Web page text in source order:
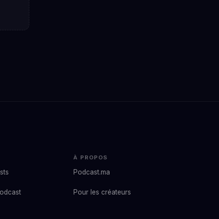
À PROPOS
Podcast.ma
Pour les créateurs